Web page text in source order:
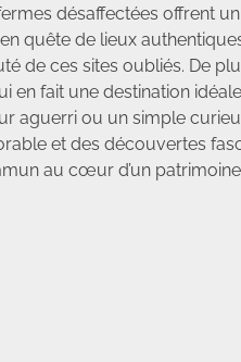
désaffectées offrent
quête de lieux
de ces sites oubliés. De
en fait une destination
aguerri ou un simple
et des découvertes
au cœur d’un